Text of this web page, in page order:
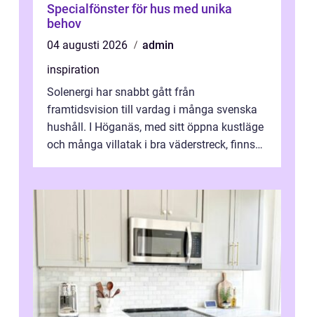
Specialfönster för hus med unika
behov
04 augusti 2026
admin
inspiration
Solenergi har snabbt gått från
framtidsvision till vardag i många svenska
hushåll. I Höganäs, med sitt öppna kustläge
och många villatak i bra väderstreck, finns